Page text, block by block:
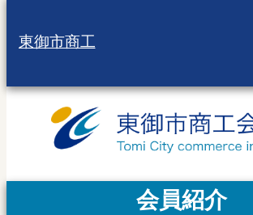
東御市商工
会員紹介